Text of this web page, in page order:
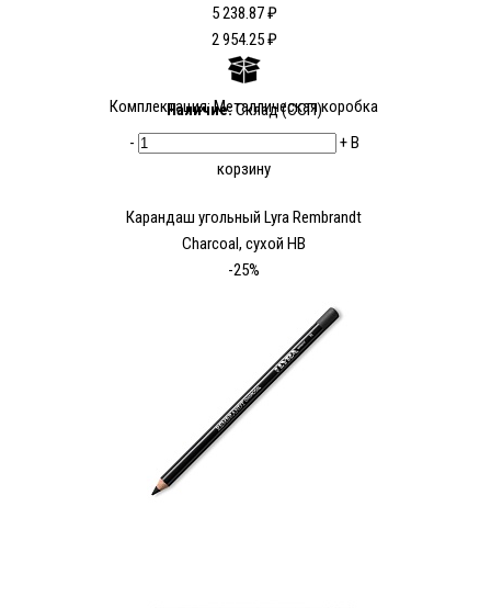
5 238.87 ₽
2 954.25 ₽
Комплектация: Металлическая коробка
Наличие:Склад (ССП)
-
+В
корзину
Карандаш угольный Lyra Rembrandt
Charcoal, сухой HB
-25%